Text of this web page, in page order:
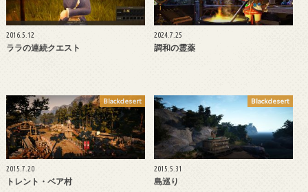
2016.5.12
ララの連続クエスト
2024.7.25
調和の霊薬
Blackdesert
2015.7.20
トレント・ベア村
Blackdesert
2015.5.31
島巡り